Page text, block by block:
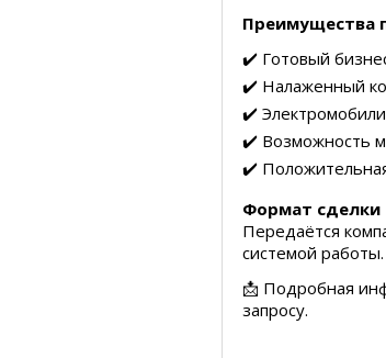
Преимущества
✔️ Готовый
✔️ Налаженный
✔️ Электромобили
✔️ Возможность
✔️
Формат сделки
Передаётся
системой работы.
📩 Подробная
запросу.